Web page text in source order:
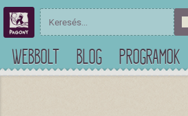
WEBBOLT BLOG PROGRAMOK